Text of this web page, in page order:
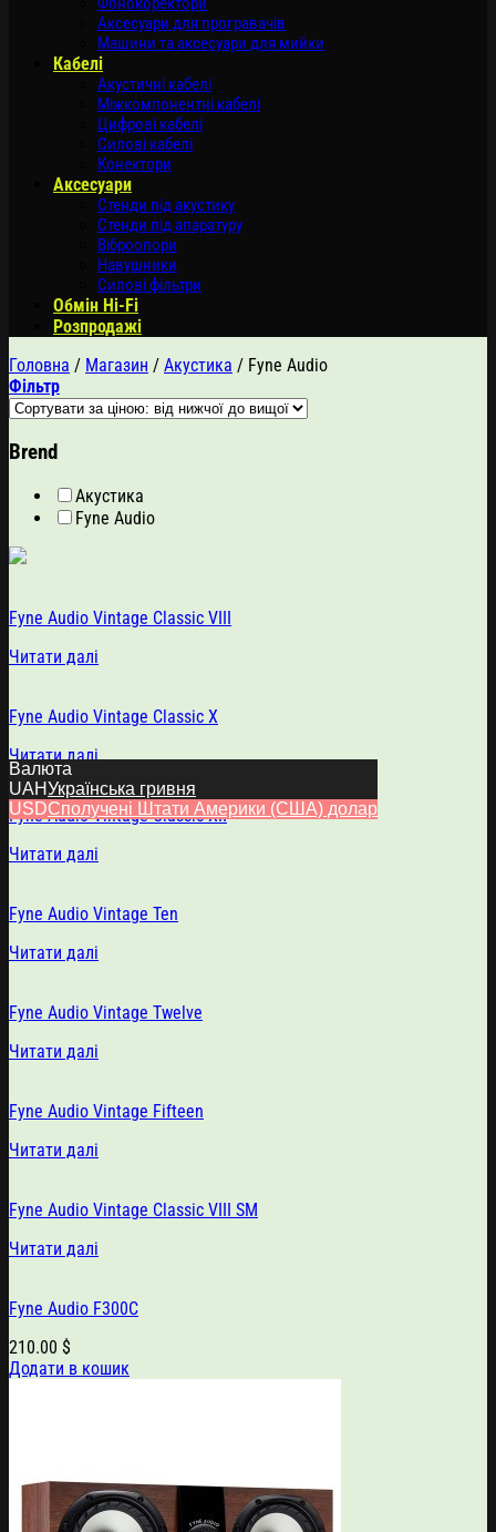
Аксесуари для програвачів
Машини та аксесуари для мийки
Кабелі
Акустичні кабелі
Міжкомпонентні кабелі
Цифрові кабелі
Силові кабелі
Конектори
Аксесуари
Стенди під акустику
Стенди під апаратуру
Віброопори
Навушники
Силові фільтри
Обмін Hi-Fi
Розпродажі
Головна / Магазин / Акустика / Fyne Audio
Фільтр
Brend
Акустика
Fyne Audio
Fyne Audio Vintage Classic VIII
Читати далі
Fyne Audio Vintage Classic X
Читати далі
Fyne Audio Vintage Classic XII
Читати далі
Fyne Audio Vintage Ten
Читати далі
Fyne Audio Vintage Twelve
Читати далі
Fyne Audio Vintage Fifteen
Читати далі
Fyne Audio Vintage Classic VIII SM
Читати далі
Fyne Audio F300C
210.00 $
Додати в кошик
Валюта
UAHУкраїнська гривня
USDСполучені Штати Америки (США) долар